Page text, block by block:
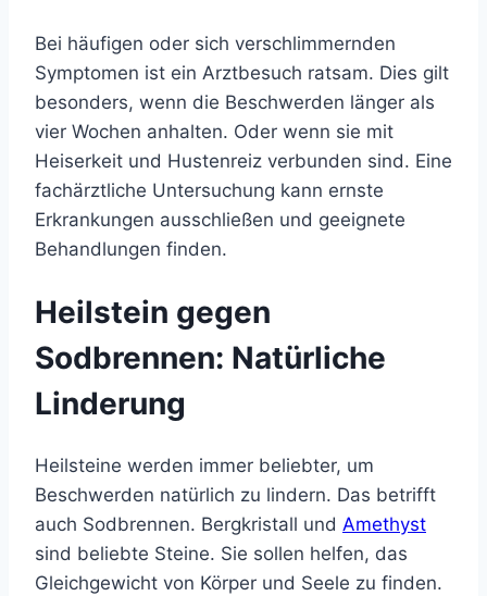
Bei häufigen oder sich verschlimmernden
Symptomen ist ein Arztbesuch ratsam. Dies gilt
besonders, wenn die Beschwerden länger als
vier Wochen anhalten. Oder wenn sie mit
Heiserkeit und Hustenreiz verbunden sind. Eine
fachärztliche Untersuchung kann ernste
Erkrankungen ausschließen und geeignete
Behandlungen finden.
Heilstein gegen
Sodbrennen: Natürliche
Linderung
Heilsteine werden immer beliebter, um
Beschwerden natürlich zu lindern. Das betrifft
auch Sodbrennen. Bergkristall und Amethyst
sind beliebte Steine. Sie sollen helfen, das
Gleichgewicht von Körper und Seele zu finden.